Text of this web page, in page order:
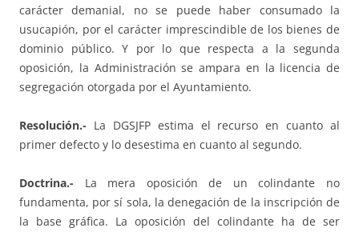
carácter demanial, no se puede haber consumado la
usucapión, por el carácter imprescindible de los bienes de
dominio público. Y por lo que respecta a la segunda
oposición, la Administración se ampara en la licencia de
segregación otorgada por el Ayuntamiento.
Resolución.- La DGSJFP estima el recurso en cuanto al
primer defecto y lo desestima en cuanto al segundo.
Doctrina.- La mera oposición de un colindante no
fundamenta, por sí sola, la denegación de la inscripción de
la base gráfica. La oposición del colindante ha de ser